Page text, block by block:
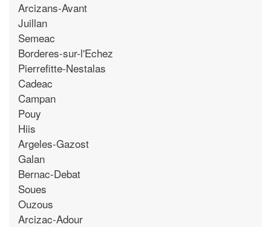
Arcizans-Avant
Juillan
Semeac
Borderes-sur-l'Echez
Pierrefitte-Nestalas
Cadeac
Campan
Pouy
Hiis
Argeles-Gazost
Galan
Bernac-Debat
Soues
Ouzous
Arcizac-Adour